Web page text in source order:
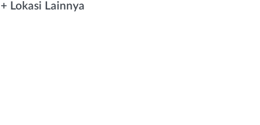
+ Lokasi Lainnya